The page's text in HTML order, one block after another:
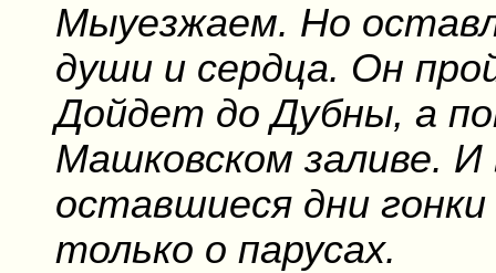
Мыуезжаем. Но
души и сердца. Он
Дойдет до Дубны, а
Машковском заливе.
оставшиеся дни гонки
только о парусах.